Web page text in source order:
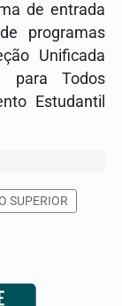
de entrada
programas
Unificada
para Todos
Estudantil
SUPERIOR